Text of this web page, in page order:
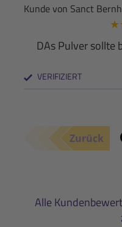
Kunde von Sanct
★
DAs Pulver sollte
VERIFIZIERT
Zurück
Alle